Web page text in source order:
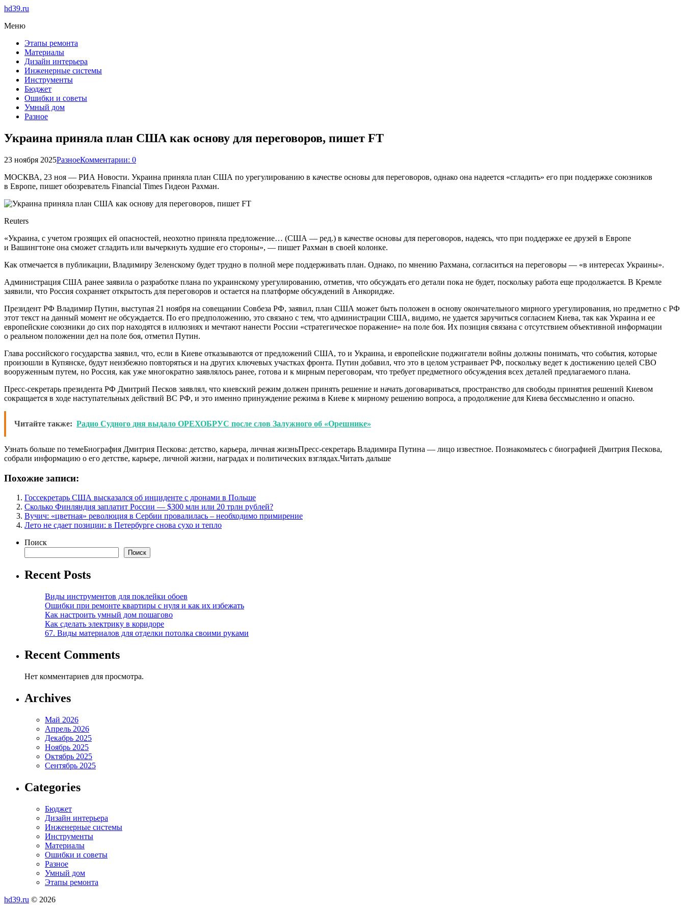
hd39.ru
Меню
Этапы ремонта
Материалы
Дизайн интерьера
Инженерные системы
Инструменты
Бюджет
Ошибки и советы
Умный дом
Разное
Украина приняла план США как основу для переговоров, пишет FT
23 ноября 2025РазноеКомментарии: 0
МОСКВА, 23 ноя — РИА Новости. Украина приняла план США по урегулированию в качестве основы для переговоров, однако она надеется «сгладить» его при поддержке союзников
в Европе, пишет обозреватель Financial Times Гидеон Рахман.
Reuters
«Украина, с учетом грозящих ей опасностей, неохотно приняла предложение… (США — ред.) в качестве основы для переговоров, надеясь, что при поддержке ее друзей в Европе
и Вашингтоне она сможет сгладить или вычеркнуть худшие его стороны», — пишет Рахман в своей колонке.
Как отмечается в публикации, Владимиру Зеленскому будет трудно в полной мере поддерживать план. Однако, по мнению Рахмана, согласиться на переговоры — «в интересах Украины».
Администрация США ранее заявила о разработке плана по украинскому урегулированию, отметив, что обсуждать его детали пока не будет, поскольку работа еще продолжается. В Кремле
заявили, что Россия сохраняет открытость для переговоров и остается на платформе обсуждений в Анкоридже.
Президент РФ Владимир Путин, выступая 21 ноября на совещании Совбеза РФ, заявил, план США может быть положен в основу окончательного мирного урегулирования, но предметно с РФ
этот текст на данный момент не обсуждается. По его предположению, это связано с тем, что администрации США, видимо, не удается заручиться согласием Киева, так как Украина и ее
европейские союзники до сих пор находятся в иллюзиях и мечтают нанести России «стратегическое поражение» на поле боя. Их позиция связана с отсутствием объективной информации
о реальном положении дел на поле боя, отметил Путин.
Глава российского государства заявил, что, если в Киеве отказываются от предложений США, то и Украина, и европейские поджигатели войны должны понимать, что события, которые
произошли в Купянске, будут неизбежно повторяться и на других ключевых участках фронта. Путин добавил, что это в целом устраивает РФ, поскольку ведет к достижению целей СВО
вооруженным путем, но Россия, как уже многократно заявлялось ранее, готова и к мирным переговорам, что требует предметного обсуждения всех деталей предлагаемого плана.
Пресс-секретарь президента РФ Дмитрий Песков заявлял, что киевский режим должен принять решение и начать договариваться, пространство для свободы принятия решений Киевом
сокращается в ходе наступательных действий ВС РФ, и это именно принуждение режима в Киеве к мирному решению вопроса, а продолжение для Киева бессмысленно и опасно.
Читайте также: Радио Судного дня выдало ОРЕХОБРУС после слов Залужного об «Орешнике»
Узнать больше по темеБиография Дмитрия Пескова: детство, карьера, личная жизньПресс-секретарь Владимира Путина — лицо известное. Познакомьтесь с биографией Дмитрия Пескова,
собрали информацию о его детстве, карьере, личной жизни, наградах и политических взглядах.Читать дальше
Похожие записи:
Госсекретарь США высказался об инциденте с дронами в Польше
Сколько Финляндия заплатит России — $300 млн или 20 трлн рублей?
Вучич: «цветная» революция в Сербии провалилась – необходимо примирение
Лето не сдает позиции: в Петербурге снова сухо и тепло
Поиск
Поиск
Recent Posts
Виды инструментов для поклейки обоев
Ошибки при ремонте квартиры с нуля и как их избежать
Как настроить умный дом пошагово
Как сделать электрику в коридоре
67. Виды материалов для отделки потолка своими руками
Recent Comments
Нет комментариев для просмотра.
Archives
Май 2026
Апрель 2026
Декабрь 2025
Ноябрь 2025
Октябрь 2025
Сентябрь 2025
Categories
Бюджет
Дизайн интерьера
Инженерные системы
Инструменты
Материалы
Ошибки и советы
Разное
Умный дом
Этапы ремонта
hd39.ru © 2026